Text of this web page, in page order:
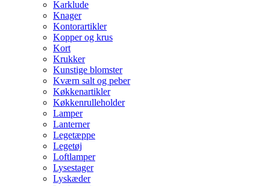
Karklude
Knager
Kontorartikler
Kopper og krus
Kort
Krukker
Kunstige blomster
Kværn salt og peber
Køkkenartikler
Køkkenrulleholder
Lamper
Lanterner
Legetæppe
Legetøj
Loftlamper
Lysestager
Lyskæder